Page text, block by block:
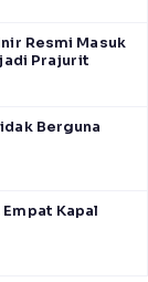
Resmi Masuk
Prajurit
Berguna
Kapal